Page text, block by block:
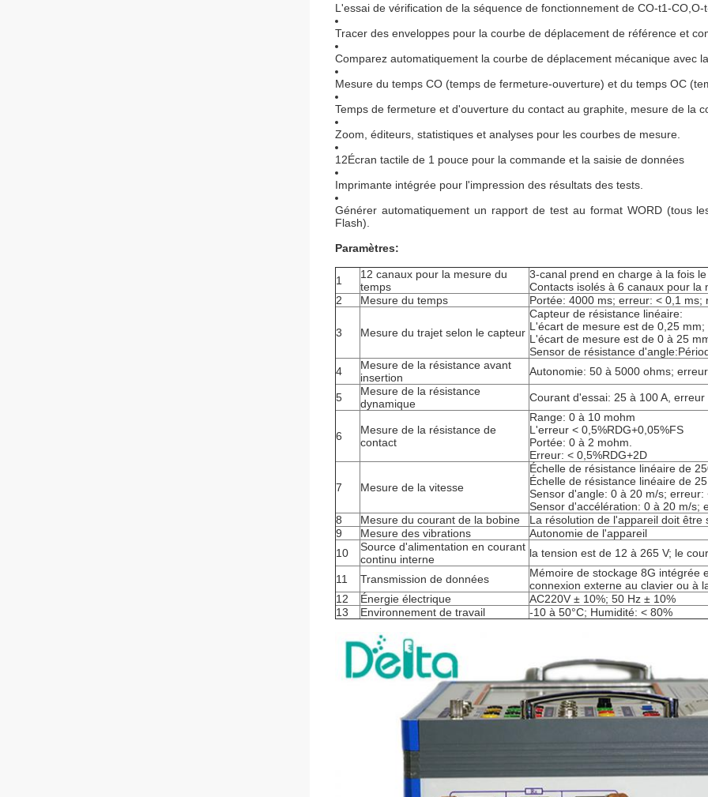
L'essai de vérification de la séquence de fonctionnement de CO-t1-
Tracer des enveloppes pour la courbe de déplacement de référence et
Comparez automatiquement la courbe de déplacement mécanique avec
Mesure du temps CO (temps de fermeture-ouverture) et du temps OC
Temps de fermeture et d'ouverture du contact au graphite, mesure de la
Zoom, éditeurs, statistiques et analyses pour les courbes de mesure.
12Écran tactile de 1 pouce pour la commande et la saisie de données
Imprimante intégrée pour l'impression des résultats des tests.
Générer automatiquement un rapport de test au format WORD (tous
Flash).
Paramètres:
1
12 canaux pour la mesure du
temps
3-canal prend en charge à la fois
Contacts isolés à 6 canaux pour
2
Mesure du temps Portée: 4000 ms; erreur: < 0,1 ms;
3 Mesure du trajet selon le capteur
Capteur de résistance linéaire:
L'écart de mesure est de 0,25
L'écart de mesure est de 0 à 25
Sensor de résistance
4
Mesure de la résistance avant
insertion
Autonomie: 50 à 5000 ohms;
5
Mesure de la résistance
dynamique
Courant d'essai: 25 à 100 A,
6
Mesure de la résistance de
contact
Range: 0 à 10 mohm
L'erreur < 0,5%RDG+0,05%FS
Portée: 0 à 2 mohm.
Erreur: < 0,5%RDG+2D
7 Mesure de la vitesse
Échelle de résistance linéaire de
Échelle de résistance linéaire de
Sensor d'angle: 0 à 20 m/s; erreur:
Sensor d'accélération: 0 à 20 m/s;
8
Mesure du courant de la bobine
La résolution de l'appareil doit être
9
Mesure des vibrations
Autonomie de l'appareil
10
Source d'alimentation en courant
continu interne
la tension est de 12 à 265 V; le
11 Transmission de données
Mémoire de stockage 8G intégrée
connexion externe au clavier ou à
12
Énergie électrique
AC220V ± 10%; 50 Hz ± 10%
13
Environnement de travail -10 à 50°C; Humidité: < 80%